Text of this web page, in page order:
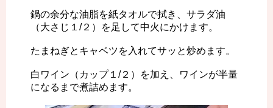
鍋の余分な油脂を紙タオルで拭き、サラダ油
（大さじ１/２）を足して中火にかけます。
たまねぎとキャベツを入れてサッと炒めます。
白ワイン（カップ１/２）を加え、ワインが半量
になるまで煮詰めます。